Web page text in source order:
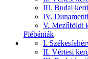
III. Budai
IV.
V. Mezőföldi
Plébániák
I.
II. Vértesi